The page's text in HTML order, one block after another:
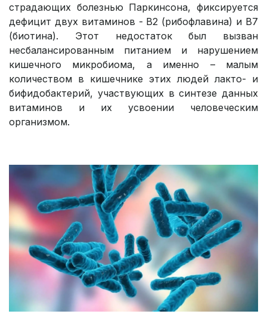
страдающих болезнью Паркинсона, фиксируется
дефицит двух витаминов - В2 (рибофлавина) и В7
(биотина). Этот недостаток был вызван
несбалансированным питанием и нарушением
кишечного микробиома, а именно – малым
количеством в кишечнике этих людей лакто- и
бифидобактерий, участвующих в синтезе данных
витаминов и их усвоении человеческим
организмом.